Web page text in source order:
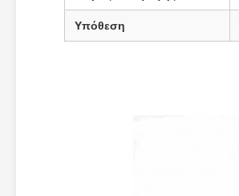
Υπόθεση